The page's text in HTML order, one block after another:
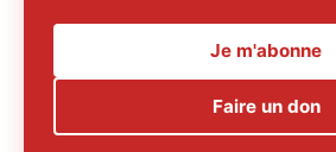
Je m'abonne
Faire un don